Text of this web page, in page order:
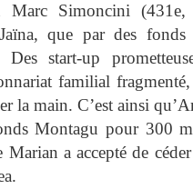
Marc Simoncini (431e,
que par des fonds
start-up
familial
la main. C’est ainsi
Montagu pour 300
Marian a accepté de